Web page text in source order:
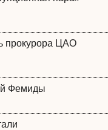
прокурора ЦАО
Фемиды